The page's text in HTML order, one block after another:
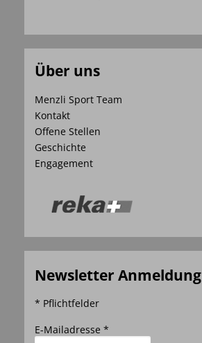
Über uns
Menzli Sport Team
Kontakt
Offene Stellen
Geschichte
Engagement
Newsletter Anmeldung
* Pflichtfelder
E-Mailadresse *